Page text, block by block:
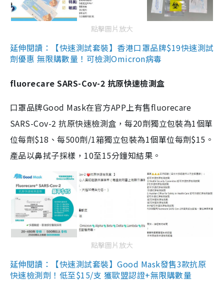
點擊圖片放大
延伸閱讀：【快速測試套裝】香港口罩品牌$19快速測試
劑優惠 無限購數量！可檢測Omicron病毒
fluorecare SARS-Cov-2 抗原快速檢測盒
口罩品牌Good Mask在官方APP上有售fluorecare
SARS-Cov-2 抗原快速檢測盒，每20劑獨立包裝為1個單
位每劑$18、每500劑/1箱獨立包裝為1個單位每劑$15。
產品以鼻拭子採樣，10至15分鐘知結果。
點擊圖片放大
延伸閱讀：【快速測試套裝】Good Mask發售3款抗原
快速檢測劑！低至$15/支 獲歐盟認證+無限購數量